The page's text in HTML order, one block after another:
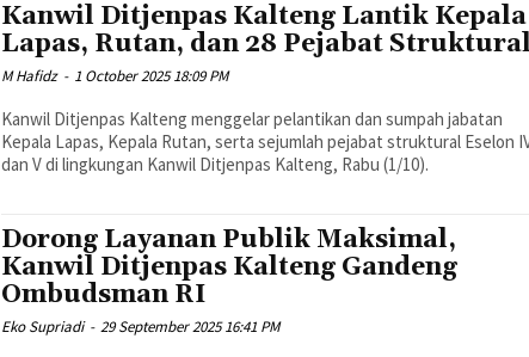
Kanwil Ditjenpas Kalteng Lantik Kepala
Lapas, Rutan, dan 28 Pejabat
M Hafidz - 1 October 2025 18:09 PM
Kanwil Ditjenpas Kalteng menggelar pelantikan dan sumpah jabatan
Kepala Lapas, Kepala Rutan, serta sejumlah pejabat struktural Eselon
dan V di lingkungan Kanwil Ditjenpas Kalteng, Rabu (1/10).
Dorong Layanan Publik Maksimal,
Kanwil Ditjenpas Kalteng Gandeng
Ombudsman RI
Eko Supriadi - 29 September 2025 16:41 PM